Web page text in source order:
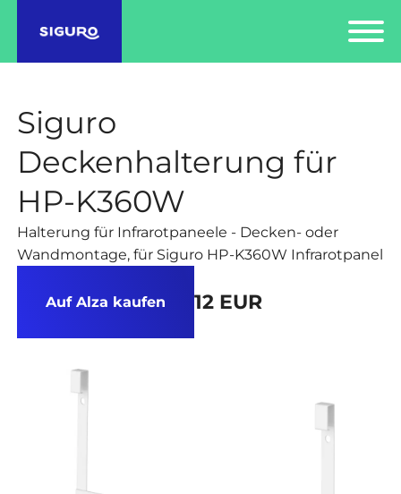
Siguro
Deckenhalterung für
HP-K360W
Halterung für Infrarotpaneele - Decken- oder
Wandmontage, für Siguro HP-K360W Infrarotpanel
Auf Alza kaufen 12 EUR